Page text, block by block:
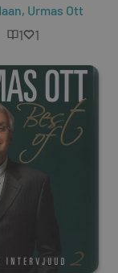
, Urmas Ott
1 1